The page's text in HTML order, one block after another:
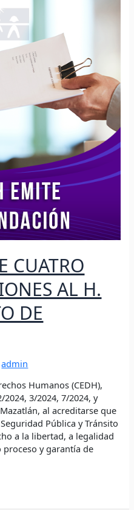
CUATRO
AL H.
DE
admin
Humanos (CEDH),
3/2024, 7/2024, y
al acreditarse que
Pública y Tránsito
a la libertad, a legalidad
y garantía de